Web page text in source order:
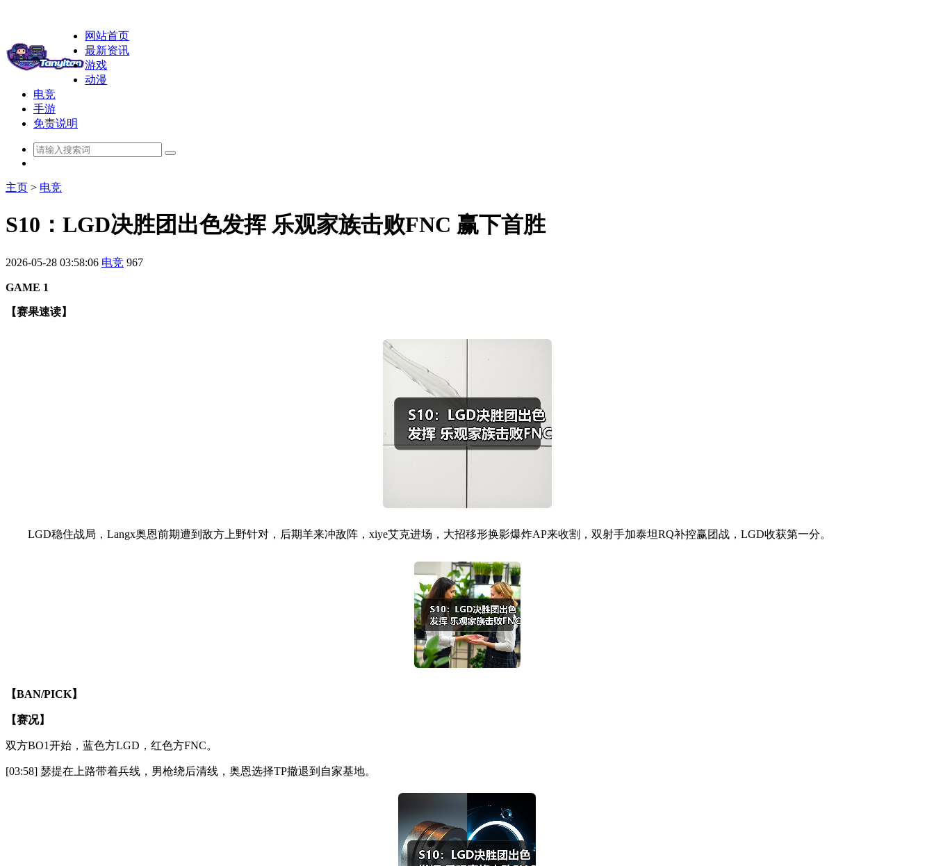
网站首页
最新资讯
游戏
动漫
电竞
手游
免责说明
主页 > 电竞
S10：LGD决胜团出色发挥 乐观家族击败FNC 赢下首胜
2026-05-28 03:58:06 电竞 967
GAME 1
【赛果速读】
LGD稳住战局，Langx奥恩前期遭到敌方上野针对，后期羊来冲敌阵，xiye艾克进场，大招移形换影爆炸AP来收割，双射手加泰坦RQ补控赢团战，LGD收获第一分。
【BAN/PICK】
【赛况】
双方BO1开始，蓝色方LGD，红色方FNC。
[03:58] 瑟提在上路带着兵线，男枪绕后清线，奥恩选择TP撤退到自家基地。